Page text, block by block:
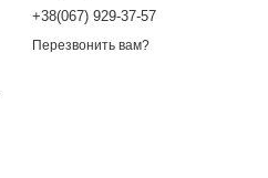
+38(067) 929-37-57
Перезвонить вам?